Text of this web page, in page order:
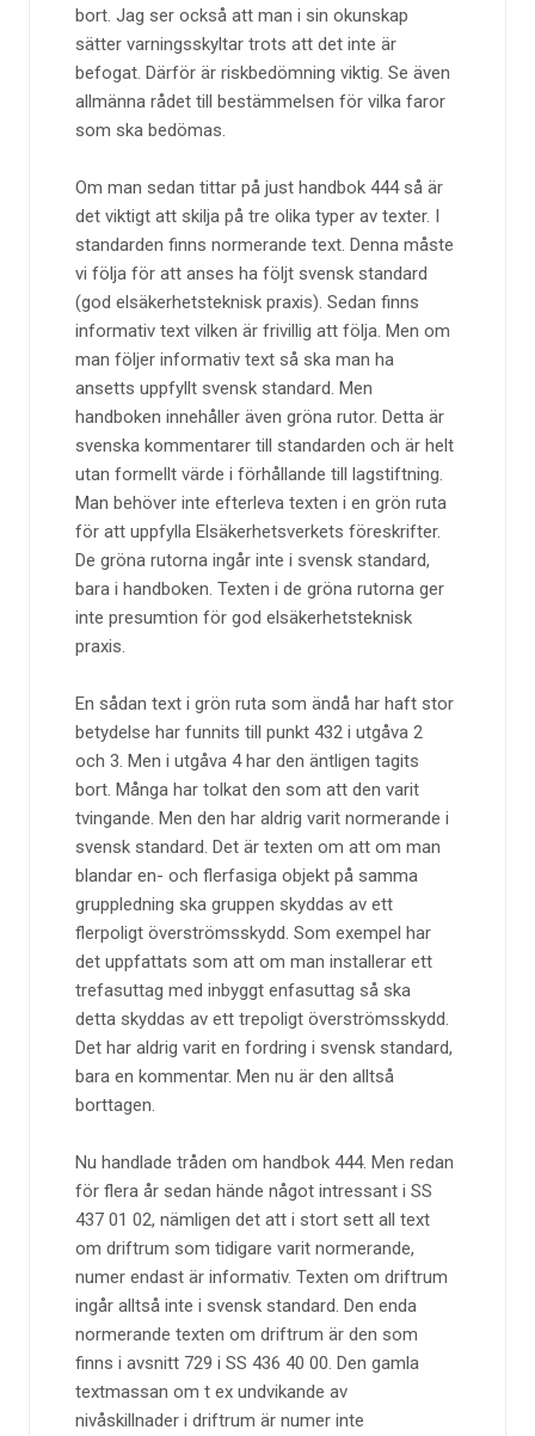
bort. Jag ser också att man i sin okunskap
sätter varningsskyltar trots att det inte är
befogat. Därför är riskbedömning viktig. Se även
allmänna rådet till bestämmelsen för vilka faror
som ska bedömas.
Om man sedan tittar på just handbok 444 så är
det viktigt att skilja på tre olika typer av texter. I
standarden finns normerande text. Denna måste
vi följa för att anses ha följt svensk standard
(god elsäkerhetsteknisk praxis). Sedan finns
informativ text vilken är frivillig att följa. Men om
man följer informativ text så ska man ha
ansetts uppfyllt svensk standard. Men
handboken innehåller även gröna rutor. Detta är
svenska kommentarer till standarden och är helt
utan formellt värde i förhållande till lagstiftning.
Man behöver inte efterleva texten i en grön ruta
för att uppfylla Elsäkerhetsverkets föreskrifter.
De gröna rutorna ingår inte i svensk standard,
bara i handboken. Texten i de gröna rutorna ger
inte presumtion för god elsäkerhetsteknisk
praxis.
En sådan text i grön ruta som ändå har haft stor
betydelse har funnits till punkt 432 i utgåva 2
och 3. Men i utgåva 4 har den äntligen tagits
bort. Många har tolkat den som att den varit
tvingande. Men den har aldrig varit normerande i
svensk standard. Det är texten om att om man
blandar en- och flerfasiga objekt på samma
gruppledning ska gruppen skyddas av ett
flerpoligt överströmsskydd. Som exempel har
det uppfattats som att om man installerar ett
trefasuttag med inbyggt enfasuttag så ska
detta skyddas av ett trepoligt överströmsskydd.
Det har aldrig varit en fordring i svensk standard,
bara en kommentar. Men nu är den alltså
borttagen.
Nu handlade tråden om handbok 444. Men redan
för flera år sedan hände något intressant i SS
437 01 02, nämligen det att i stort sett all text
om driftrum som tidigare varit normerande,
numer endast är informativ. Texten om driftrum
ingår alltså inte i svensk standard. Den enda
normerande texten om driftrum är den som
finns i avsnitt 729 i SS 436 40 00. Den gamla
textmassan om t ex undvikande av
nivåskillnader i driftrum är numer inte